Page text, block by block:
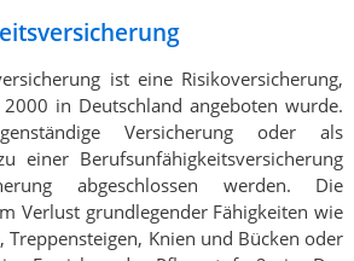
ist eine Risikoversicherung,
in Deutschland angeboten wurde.
Versicherung oder als
einer Berufsunfähigkeitsversicherung
abgeschlossen werden. Die
Verlust grundlegender Fähigkeiten wie
Treppensteigen, Knien und Bücken oder